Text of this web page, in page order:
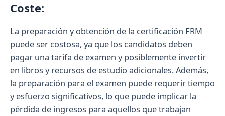
Coste:
La preparación y obtención de la certificación FRM
puede ser costosa, ya que los candidatos deben
pagar una tarifa de examen y posiblemente invertir
en libros y recursos de estudio adicionales. Además,
la preparación para el examen puede requerir tiempo
y esfuerzo significativos, lo que puede implicar la
pérdida de ingresos para aquellos que trabajan